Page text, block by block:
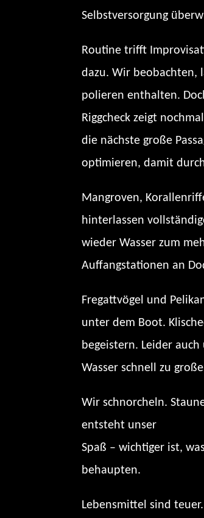
Selbstversorgung
Routine trifft
dazu. Wir beobachten,
polieren enthalten.
Riggcheck zeigt
die nächste große
optimieren, damit
Mangroven,
hinterlassen
wieder Wasser zum
Auffangstationen an
Fregattvögel und
unter dem Boot.
begeistern. Leider
Wasser schnell zu
Wir schnorcheln.
entsteht unser
Spaß – wichtiger ist,
behaupten.
Lebensmittel sind